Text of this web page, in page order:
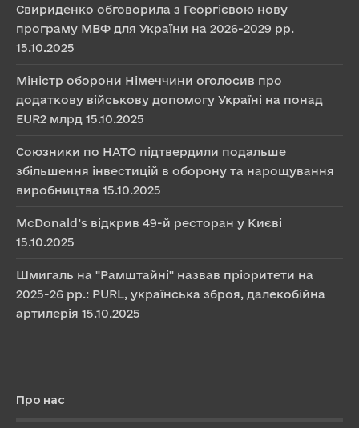
Свириденко обговорила з Георгієвою нову
програму МВФ для України на 2026-2029 рр.
15.10.2025
Міністр оборони Німеччини оголосив про
додаткову військову допомогу Україні на понад
EUR2 млрд 15.10.2025
Союзники по НАТО підтвердили подальше
збільшення інвестицій в оборону та нарощування
виробництва 15.10.2025
McDonald’s відкрив 49-й ресторан у Києві
15.10.2025
Шмигаль на "Рамштайні" назвав пріоритети на
2025-26 рр.: PURL, українська зброя, далекобійна
артилерія 15.10.2025
Про нас